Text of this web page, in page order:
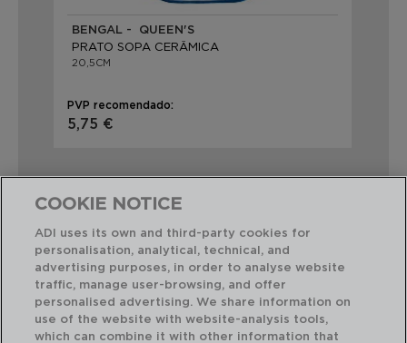
BENGAL - QUEEN'S
PRATO SOPA CERÂMICA
20,5CM
PVP recomendado:
5,75 €
Combinação perfeita
COOKIE NOTICE
ADI uses its own and third-party cookies for
personalisation, analytical, technical, and
advertising purposes, in order to analyse website
traffic, manage user-browsing, and offer
personalised advertising. We share information on
use of the website with website-analysis tools,
which can combine it with other information that